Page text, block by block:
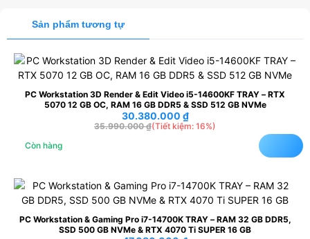
Sản phẩm tương tự
PC Workstation 3D Render & Edit Video i5-14600KF TRAY – RTX
5070 12 GB OC, RAM 16 GB DDR5 & SSD 512 GB NVMe
(Tiết kiệm: 16%)
35.990.000₫
30.380.000 ₫
Còn hàng
PC Workstation & Gaming Pro i7-14700K TRAY – RAM 32 GB DDR5,
SSD 500 GB NVMe & RTX 4070 Ti SUPER 16 GB